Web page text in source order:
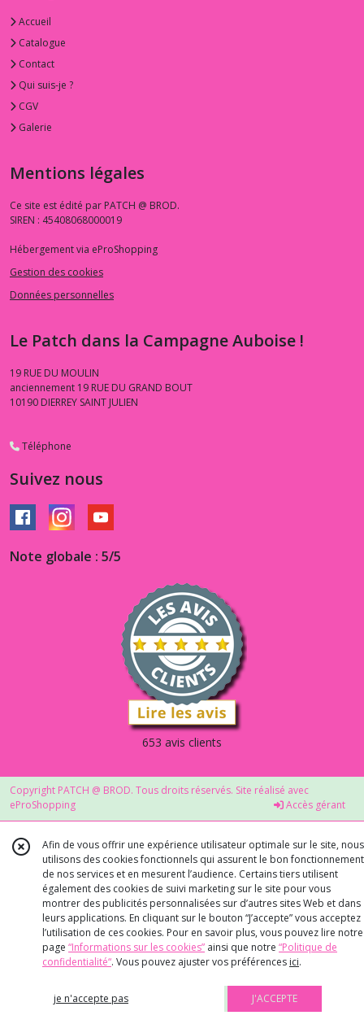
Accueil
Catalogue
Contact
Qui suis-je ?
CGV
Galerie
Mentions légales
Ce site est édité par PATCH @ BROD.
SIREN : 45408068000019
Hébergement via eProShopping
Gestion des cookies
Données personnelles
Le Patch dans la Campagne Auboise !
19 RUE DU MOULIN
anciennement 19 RUE DU GRAND BOUT
10190 DIERREY SAINT JULIEN
Téléphone
Suivez nous
Note globale : 5/5
653 avis clients
Copyright PATCH @ BROD. Tous droits réservés. Site réalisé avec
eProShopping
Accès gérant
Afin de vous offrir une expérience utilisateur optimale sur le site, nous
utilisons des cookies fonctionnels qui assurent le bon fonctionnement
de nos services et en mesurent l’audience. Certains tiers utilisent
également des cookies de suivi marketing sur le site pour vous
montrer des publicités personnalisées sur d’autres sites Web et dans
leurs applications. En cliquant sur le bouton “J’accepte” vous acceptez
l’utilisation de ces cookies. Pour en savoir plus, vous pouvez lire notre
page “Informations sur les cookies” ainsi que notre “Politique de
confidentialité“. Vous pouvez ajuster vos préférences ici.
je n'accepte pas J'ACCEPTE